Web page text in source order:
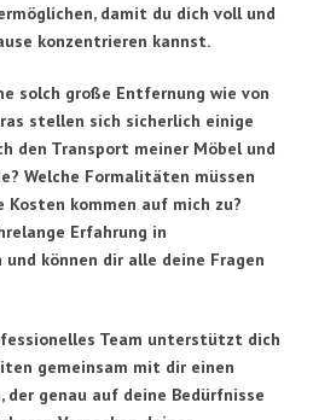
damit du dich voll und
konzentrieren kannst.
solch große Entfernung wie von
stellen sich sicherlich einige
den Transport meiner Möbel und
Welche Formalitäten müssen
Kosten kommen auf mich zu?
Erfahrung in
können dir alle deine Fragen
Team unterstützt dich
gemeinsam mit dir einen
der genau auf deine Bedürfnisse